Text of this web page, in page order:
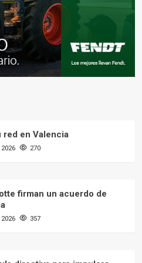
red en Valencia
270
firman un acuerdo de
357